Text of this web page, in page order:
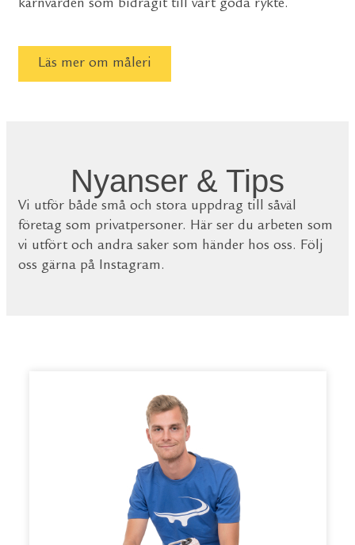
kärnvärden som bidragit till vårt goda rykte.
Läs mer om måleri
Nyanser & Tips
Vi utför både små och stora uppdrag till såväl
företag som privatpersoner. Här ser du arbeten som
vi utfört och andra saker som händer hos oss. Följ
oss gärna på Instagram.